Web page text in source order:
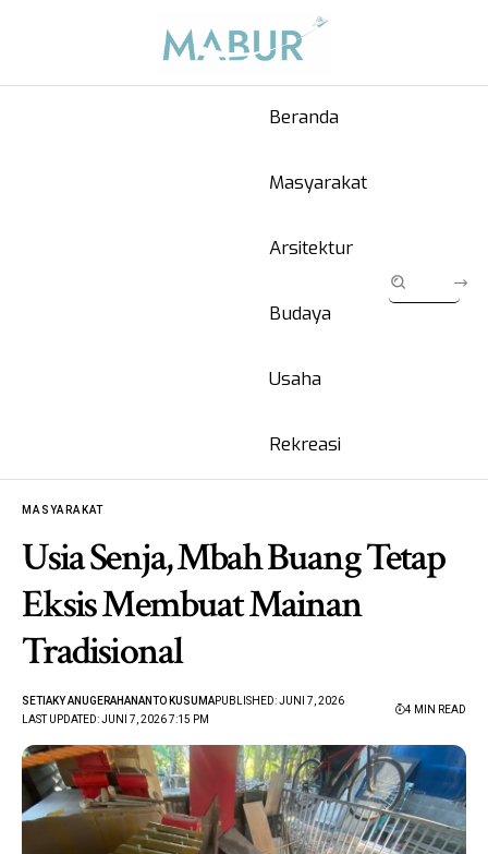
Beranda
Masyarakat
Arsitektur
Budaya
Usaha
Rekreasi
MASYARAKAT
Usia Senja, Mbah Buang Tetap
Eksis Membuat Mainan
Tradisional
LAST UPDATED: JUNI 7, 2026 7:15 PM
SETIAKY ANUGERAHANANTO KUSUMAPUBLISHED: JUNI 7, 2026
4 MIN READ